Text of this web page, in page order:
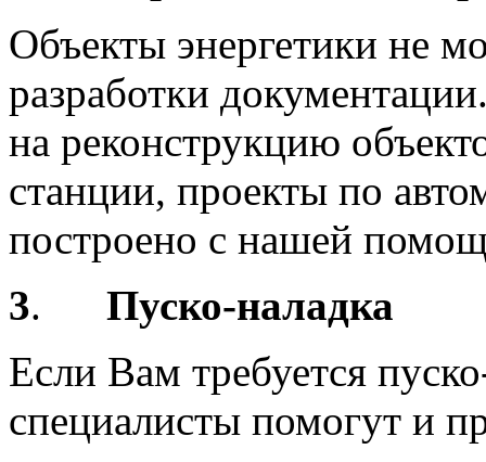
Объекты энергетики не
разработки
на реконструкцию
станции, проекты по
построено с нашей
3. Пуско-наладка
Если Вам требуется
специалисты помогут и